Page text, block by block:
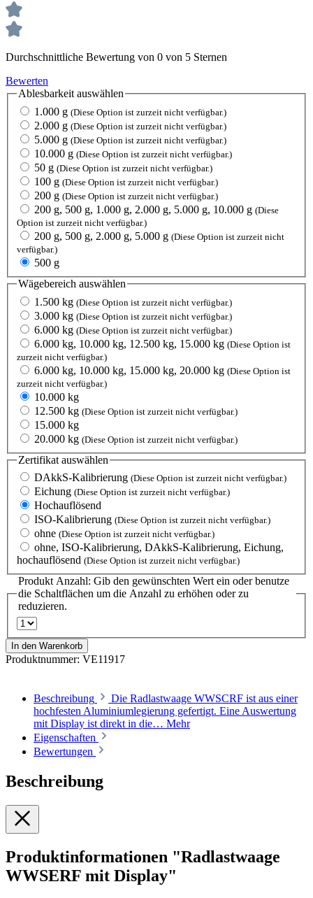
Durchschnittliche Bewertung von 0 von 5 Sternen
Bewerten
Ablesbarkeitauswählen
1.000 g (Diese Option ist zurzeit nicht verfügbar.)
2.000 g (Diese Option ist zurzeit nicht verfügbar.)
5.000 g (Diese Option ist zurzeit nicht verfügbar.)
10.000 g (Diese Option ist zurzeit nicht verfügbar.)
50 g (Diese Option ist zurzeit nicht verfügbar.)
100 g (Diese Option ist zurzeit nicht verfügbar.)
200 g (Diese Option ist zurzeit nicht verfügbar.)
200 g, 500 g, 1.000 g, 2.000 g, 5.000 g, 10.000 g (Diese
Option ist zurzeit nicht verfügbar.)
200 g, 500 g, 2.000 g, 5.000 g (Diese Option ist zurzeit nicht
verfügbar.)
500 g
Wägebereich auswählen
1.500 kg (Diese Option ist zurzeit nicht verfügbar.)
3.000 kg (Diese Option ist zurzeit nicht verfügbar.)
6.000 kg (Diese Option ist zurzeit nicht verfügbar.)
6.000 kg, 10.000 kg, 12.500 kg, 15.000 kg (Diese Option ist
zurzeit nicht verfügbar.)
6.000 kg, 10.000 kg, 15.000 kg, 20.000 kg (Diese Option ist
zurzeit nicht verfügbar.)
10.000 kg
12.500 kg (Diese Option ist zurzeit nicht verfügbar.)
15.000 kg
20.000 kg (Diese Option ist zurzeit nicht verfügbar.)
Zertifikat auswählen
DAkkS-Kalibrierung (Diese Option ist zurzeit nicht verfügbar.)
Eichung (Diese Option ist zurzeit nicht verfügbar.)
Hochauflösend
ISO-Kalibrierung (Diese Option ist zurzeit nicht verfügbar.)
ohne (Diese Option ist zurzeit nicht verfügbar.)
ohne, ISO-Kalibrierung, DAkkS-Kalibrierung, Eichung,
hochauflösend (Diese Option ist zurzeit nicht verfügbar.)
Produkt Anzahl: Gib den gewünschten Wert ein oder benutze
die Schaltflächen um die Anzahl zu erhöhen oder zu
reduzieren.
In den Warenkorb
Produktnummer: VE11917
Beschreibung
Die Radlastwaage WWSCRF ist aus einer
hochfesten Aluminiumlegierung gefertigt. Eine Auswertung
mit Display ist direkt in die… Mehr
Eigenschaften
Bewertungen
Beschreibung
Produktinformationen "Radlastwaage
WWSERF mit Display"